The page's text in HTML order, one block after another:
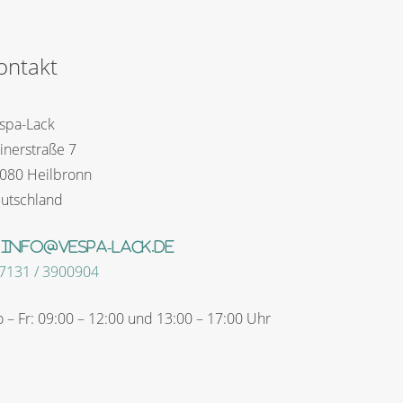
Lack
7
Heilbronn
lack.de
/ 3900904
– Fr: 09:00 – 12:00 und 13:00 – 17:00 Uhr